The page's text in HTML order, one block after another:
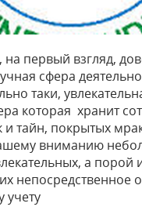
первый взгляд,
сфера
таки,
которая хранит
и тайн, покрытых
вниманию
а
непосредственное
учету